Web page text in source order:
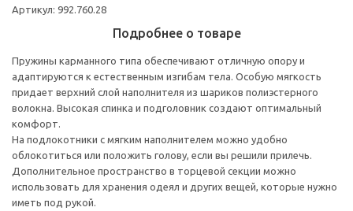
Артикул: 992.760.28
Подробнее о товаре
Пружины карманного типа обеспечивают отличную опору и
адаптируются к естественным изгибам тела. Особую мягкость
придает верхний слой наполнителя из шариков полиэстерного
волокна. Высокая спинка и подголовник создают оптимальный
комфорт.
На подлокотники с мягким наполнителем можно удобно
облокотиться или положить голову, если вы решили прилечь.
Дополнительное пространство в торцевой секции можно
использовать для хранения одеял и других вещей, которые нужно
иметь под рукой.